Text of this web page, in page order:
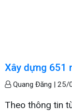
Xây dựng 651
Quang Đăng | 25/
Theo thông tin